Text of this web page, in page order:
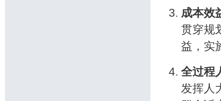
成本效
贯穿规
益，实
全过程
发挥人